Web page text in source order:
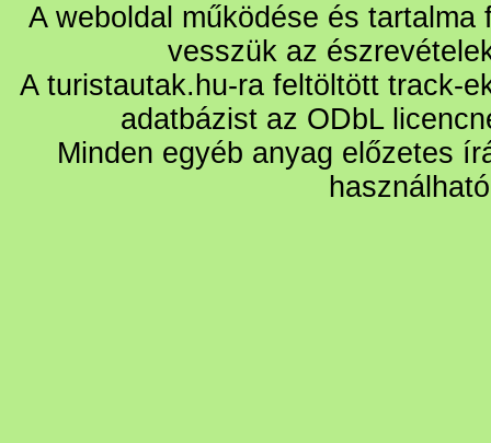
A weboldal működése és
vesszük az
A turistautak.hu-ra feltöltött track-
adatbázist az ODbL
Minden egyéb anyag előzetes